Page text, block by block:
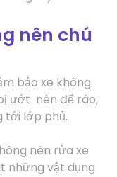
nên chú
bảo xe không
ướt nên để ráo,
tới lớp phủ.
nên rửa xe
những vật dụng